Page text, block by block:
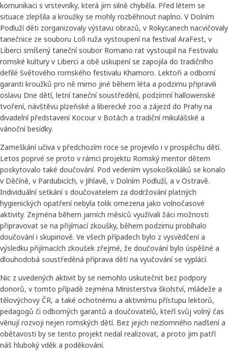
komunikaci s vrstevníky, která jim silně chyběla. Před létem se
situace zlepšila a kroužky se mohly rozběhnout naplno. V Dolním
Podluží děti zorganizovaly výstavu obrazů, v Rokycanech nacvičovaly
tanečnice ze souboru Loľi ruža vystoupení na festival AraFest, v
Liberci smíšený taneční soubor Romano rat vystoupil na Festivalu
romské kultury v Liberci a obě uskupení se zapojila do tradičního
defilé Světového romského festivalu Khamoro. Lektoři a odborní
garanti kroužků pro ně mimo jiné během léta a podzimu připravili
oslavu Dne dětí, letní taneční soustředění, podzimní hallowenské
tvoření, návštěvu plzeňské a liberecké zoo a zájezd do Prahy na
divadelní představení Kocour v Botách a tradiční mikulášské a
vánoční besídky.
Zameškání učiva v předchozím roce se projevilo i v prospěchu dětí.
Letos poprvé se proto v rámci projektu Romský mentor dětem
poskytovalo také doučování. Pod vedením vysokoškoláků se konalo
v Děčíně, v Pardubicích, v Jihlavě, v Dolním Podluží, a v Ostravě.
Individuální setkání s doučovatelem za dodržování platných
hygienických opatření nebyla tolik omezena jako volnočasové
aktivity. Zejména během jarních měsíců využívali žáci možnosti
připravovat se na přijímací zkoušky, během podzimu probíhalo
doučování i skupinově. Ve všech případech bylo z vysvědčení a
výsledku přijímacích zkoušek zřejmé, že doučování bylo úspěšné a
dlouhodobá soustředěná příprava dětí na vyučování se vyplácí.
Nic z uvedených aktivit by se nemohlo uskutečnit bez podpory
donorů, v tomto případě zejména Ministerstva školství, mládeže a
tělovýchovy ČR, a také ochotnému a aktivnímu přístupu lektorů,
pedagogů či odborných garantů a doučovatelů, kteří svůj volný čas
věnují rozvoji nejen romských dětí. Bez jejich nezlomného nadšení a
obětavosti by se tento projekt nedal realizovat, a proto jim patří
náš hluboký vděk a poděkování.